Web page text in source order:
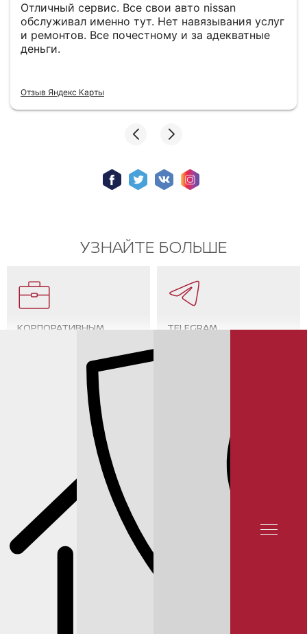
Отличный сервис. Все свои авто nissan
обслуживал именно тут. Нет навязывания услуг
и ремонтов. Все почестному и за адекватные
деньги.
Отзыв Яндекс Карты
УЗНАЙТЕ БОЛЬШЕ
КОРПОРАТИВНЫМ
TELEGRAM
ОТЗЫВЫ КЛИЕНТОВ